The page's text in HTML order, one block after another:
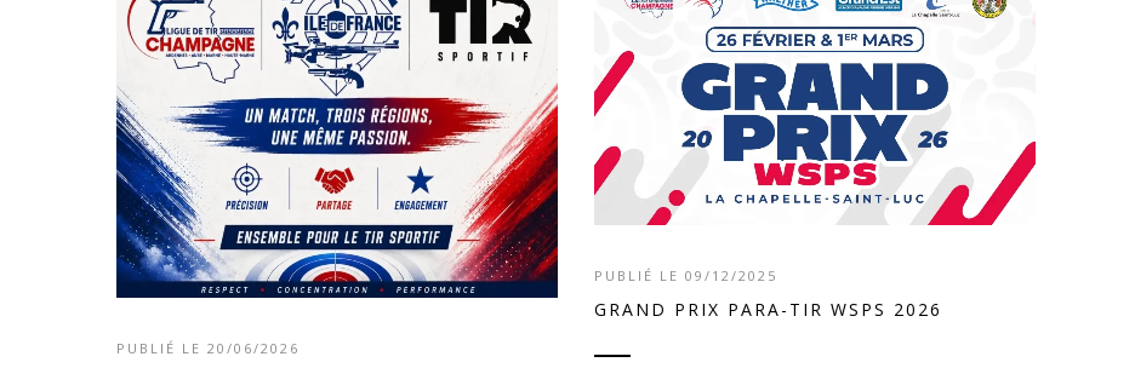
PUBLIÉ LE 20/06/2026
PUBLIÉ LE 09/12/2025
GRAND PRIX PARA-TIR WSPS 2026